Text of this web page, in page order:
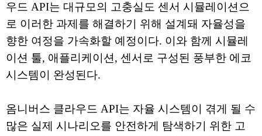
우드 API는 대규모의 고충실도 센서 시뮬레이션으
로 이러한 과제를 해결하기 위해 설계돼 자율성을
향한 여정을 가속화할 예정이다. 이와 함께 시뮬레
이션 툴, 애플리케이션, 센서로 구성된 풍부한 에코
시스템이 완성된다.
옴니버스 클라우드 API는 자율 시스템이 겪게 될 수
많은 실제 시나리오를 안전하게 탐색하기 위한 고